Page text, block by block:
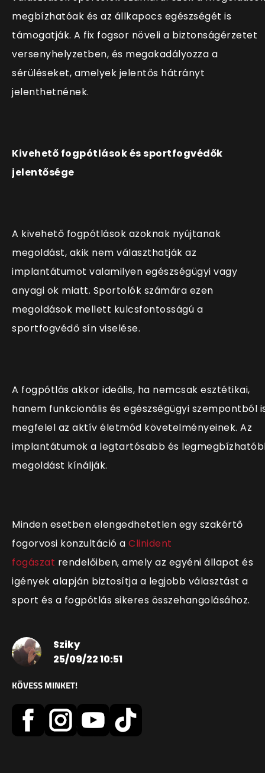
megbízhatóak és az állkapocs egészségét is
támogatják. A fix fogsor növeli a biztonságérzetet
versenyhelyzetben, és megakadályozza a
sérüléseket, amelyek jelentős hátrányt
jelenthetnének.
Kivehető fogpótlások és sportfogvédők
jelentősége
A kivehető fogpótlások azoknak nyújtanak
megoldást, akik nem választhatják az
implantátumot valamilyen egészségügyi vagy
anyagi ok miatt. Sportolók számára ezen
megoldások mellett kulcsfontosságú a
sportfogvédő sín viselése.
A fogpótlás akkor ideális, ha nemcsak esztétikai,
hanem funkcionális és egészségügyi szempontból
megfelel az aktív életmód követelményeinek. Az
implantátumok a legtartósabb és
megoldást kínálják.
Minden esetben elengedhetetlen egy szakértő
fogorvosi konzultáció a Clinident
fogászat rendelőiben, amely az egyéni állapot és
igények alapján biztosítja a legjobb választást a
sport és a fogpótlás sikeres összehangolásához.
Sziky
25/09/22 10:51
KÖVESS MINKET!